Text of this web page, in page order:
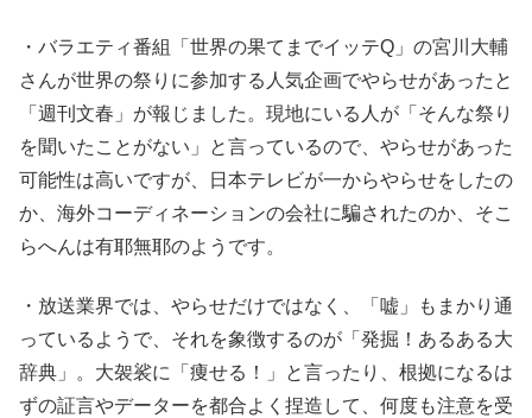
・バラエティ番組「世界の果てまでイッテQ」の宮川大輔
さんが世界の祭りに参加する人気企画でやらせがあったと
「週刊文春」が報じました。現地にいる人が「そんな祭り
を聞いたことがない」と言っているので、やらせがあった
可能性は高いですが、日本テレビが一からやらせをしたの
か、海外コーディネーションの会社に騙されたのか、そこ
らへんは有耶無耶のようです。
・放送業界では、やらせだけではなく、「嘘」もまかり通
っているようで、それを象徴するのが「発掘！あるある大
辞典」。大袈裟に「痩せる！」と言ったり、根拠になるは
ずの証言やデーターを都合よく捏造して、何度も注意を受